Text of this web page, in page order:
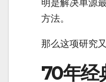
方法。
那么这项研究
70年经